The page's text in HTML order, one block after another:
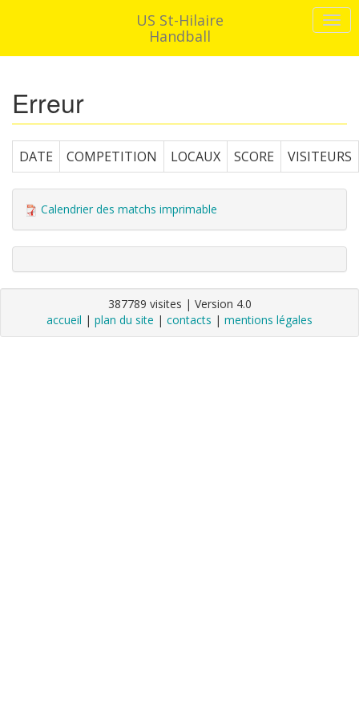
US St-Hilaire
Handball
Erreur
DATE COMPETITION LOCAUX SCORE VISITEURS
Calendrier des matchs imprimable
387789 visites | Version 4.0
accueil | plan du site | contacts | mentions légales